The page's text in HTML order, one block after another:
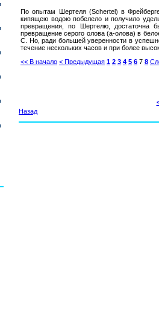
По опытам Шертеля (Schertel) в
кипящею водою побелело и получило
превращения, по Шертелю, достаточна
превращение серого олова (а-олова) в
С. Но, ради большей уверенности в
течение нескольких часов и при более
<< В начало < Предыдущая 1 2 3 4 5 6 7 8
Назад